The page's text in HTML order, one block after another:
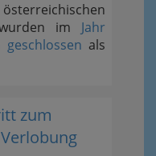
im Jahr
als
zum